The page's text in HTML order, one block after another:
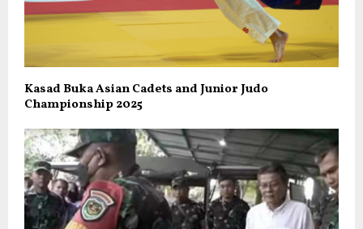
Kasad Buka Asian Cadets and Junior Judo
Championship 2025